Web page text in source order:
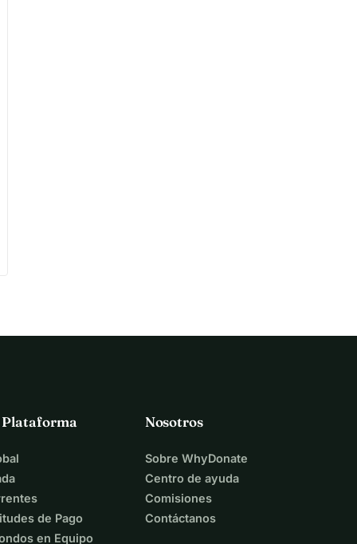
Plataforma
de Pago
en Equipo
Nosotros
Sobre WhyDonate
Centro de ayuda
Comisiones
Contáctanos